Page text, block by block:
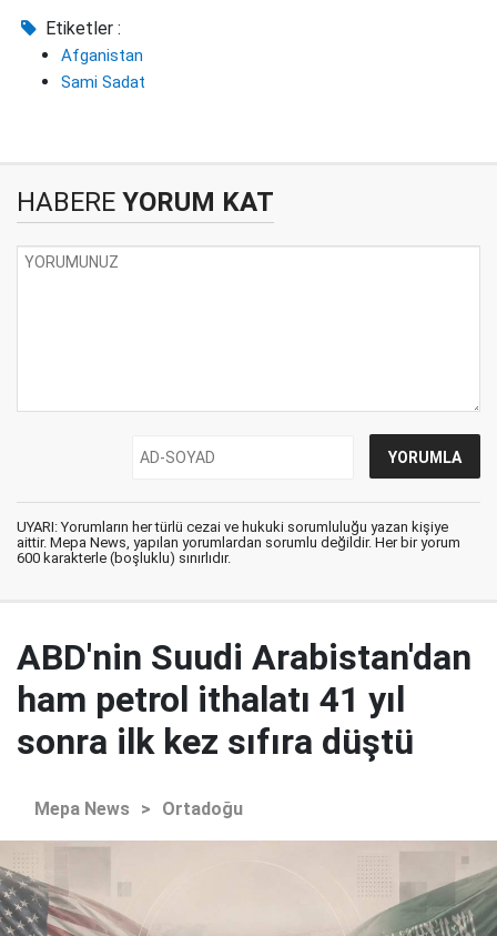
Etiketler :
Afganistan
Sami Sadat
HABERE YORUM KAT
UYARI: Yorumların her türlü cezai ve hukuki sorumluluğu yazan kişiye
aittir. Mepa News, yapılan yorumlardan sorumlu değildir. Her bir yorum
600 karakterle (boşluklu) sınırlıdır.
ABD'nin Suudi Arabistan'dan
ham petrol ithalatı 41 yıl
sonra ilk kez sıfıra düştü
Mepa News > Ortadoğu